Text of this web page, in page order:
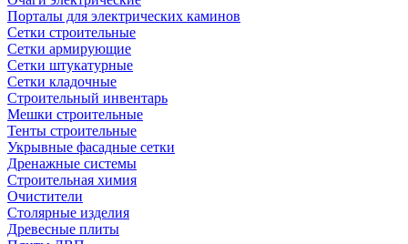
Порталы для электрических каминов
Сетки строительные
Сетки армирующие
Сетки штукатурные
Сетки кладочные
Строительный инвентарь
Мешки строительные
Тенты строительные
Укрывные фасадные сетки
Дренажные системы
Строительная химия
Очистители
Столярные изделия
Древесные плиты